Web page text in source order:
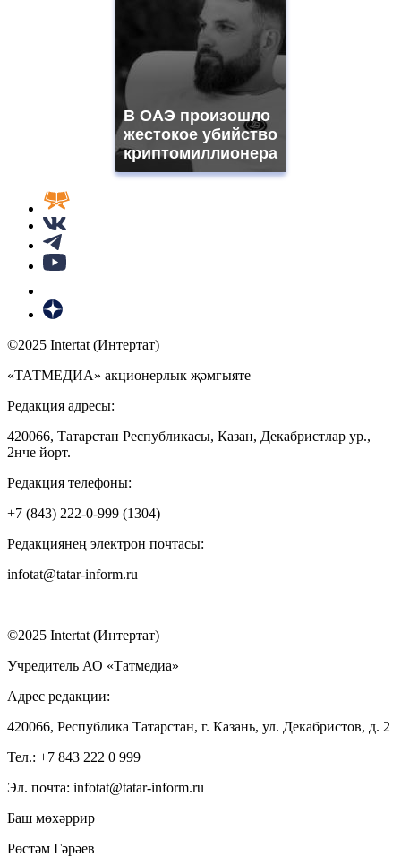
В ОАЭ произошло
жестокое убийство
криптомиллионера
©2025 Intertat (Интертат)
«ТАТМЕДИА» акционерлык җәмгыяте
Редакция адресы:
420066, Татарстан Республикасы, Казан, Декабристлар ур.,
2нче йорт.
Редакция телефоны:
+7 (843) 222-0-999 (1304)
Редакциянең электрон почтасы:
infotat@tatar-inform.ru
©2025 Intertat (Интертат)
Учредитель АО «Татмедиа»
Адрес редакции:
420066, Республика Татарстан, г. Казань, ул. Декабристов, д. 2
Тел.: +7 843 222 0 999
Эл. почта: infotat@tatar-inform.ru
Баш мөхәррир
Рөстәм Гәрәев